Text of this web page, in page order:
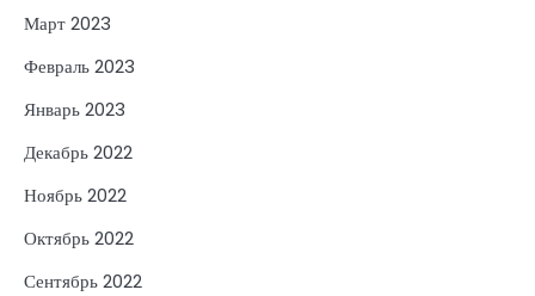
Март 2023
Февраль 2023
Январь 2023
Декабрь 2022
Ноябрь 2022
Октябрь 2022
Сентябрь 2022